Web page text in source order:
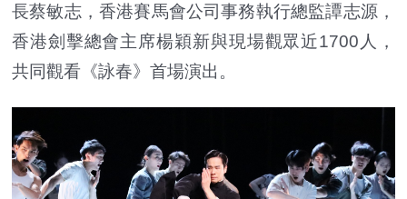
長蔡敏志，香港賽馬會公司事務執行總監譚志源，
香港劍擊總會主席楊穎新與現場觀眾近1700人，
共同觀看《詠春》首場演出。